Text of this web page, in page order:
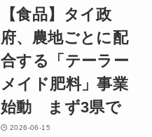
【食品】タイ政
府、農地ごとに配
合する「テーラー
メイド肥料」事業
始動 まず3県で
2026-06-15